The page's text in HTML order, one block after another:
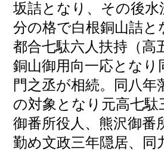
坂詰となり、その後
分の格で白根銅山詰と
都合七駄六人扶持（高
銅山御用向一応とな
門之丞が相続。同八
の対象となり元高七
御番所役人、熊沢御番
勤め文政三年隠居、同